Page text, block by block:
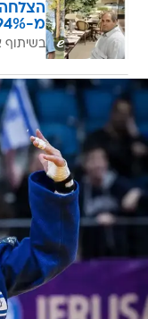
מ-94% בטיפולי הרזיה
בשיתוף